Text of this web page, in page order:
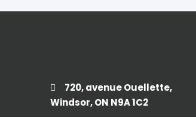
720, avenue Ouellette,
Windsor, ON N9A 1C2